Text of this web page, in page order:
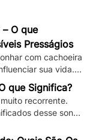
O que
Presságios
com cachoeira
sua vida.
que Significa?
recorrente.
desse sonho